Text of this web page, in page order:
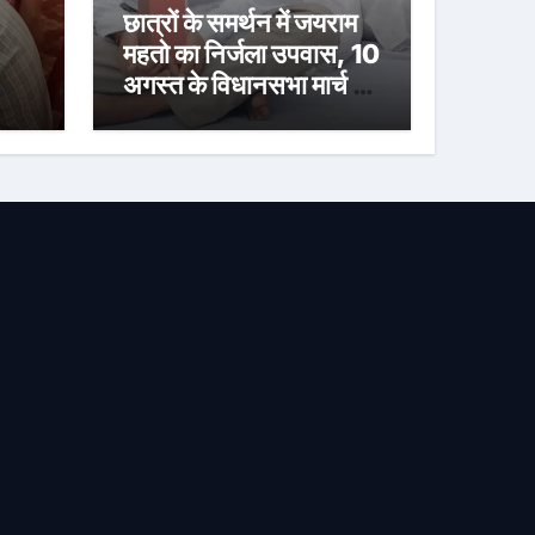
छात्रों के समर्थन में जयराम
महतो का निर्जला उपवास, 10
अगस्त के विधानसभा मार्च में
भी होंगे शामिल